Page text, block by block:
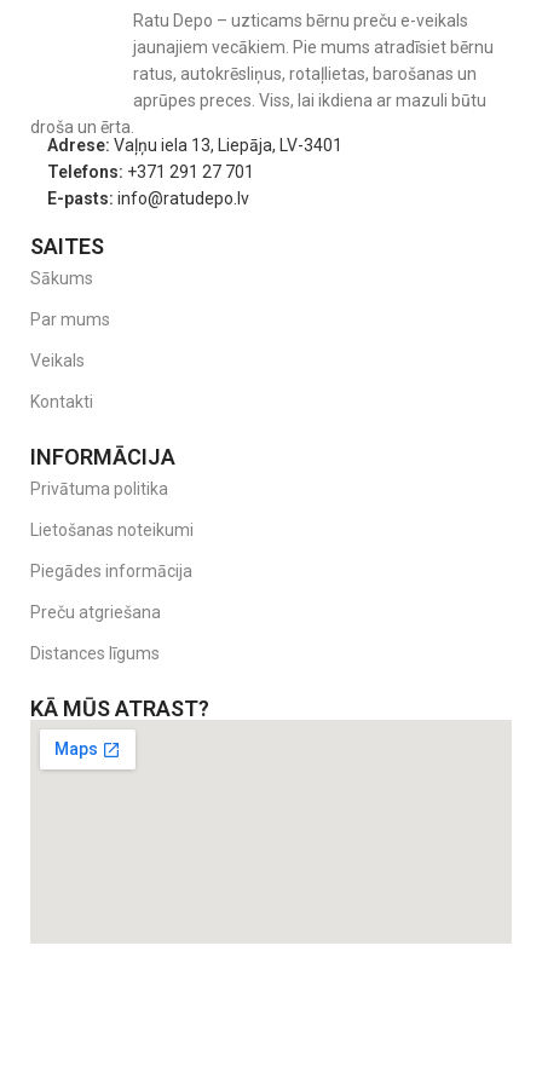
Ratu Depo – uzticams bērnu preču e-veikals
jaunajiem vecākiem. Pie mums atradīsiet bērnu
ratus, autokrēsliņus, rotaļlietas, barošanas un
aprūpes preces. Viss, lai ikdiena ar mazuli būtu
droša un ērta.
Adrese: Vaļņu iela 13, Liepāja, LV-3401
Telefons: +371 291 27 701
E-pasts: info@ratudepo.lv
SAITES
Sākums
Par mums
Veikals
Kontakti
INFORMĀCIJA
Privātuma politika
Lietošanas noteikumi
Piegādes informācija
Preču atgriešana
Distances līgums
KĀ MŪS ATRAST?